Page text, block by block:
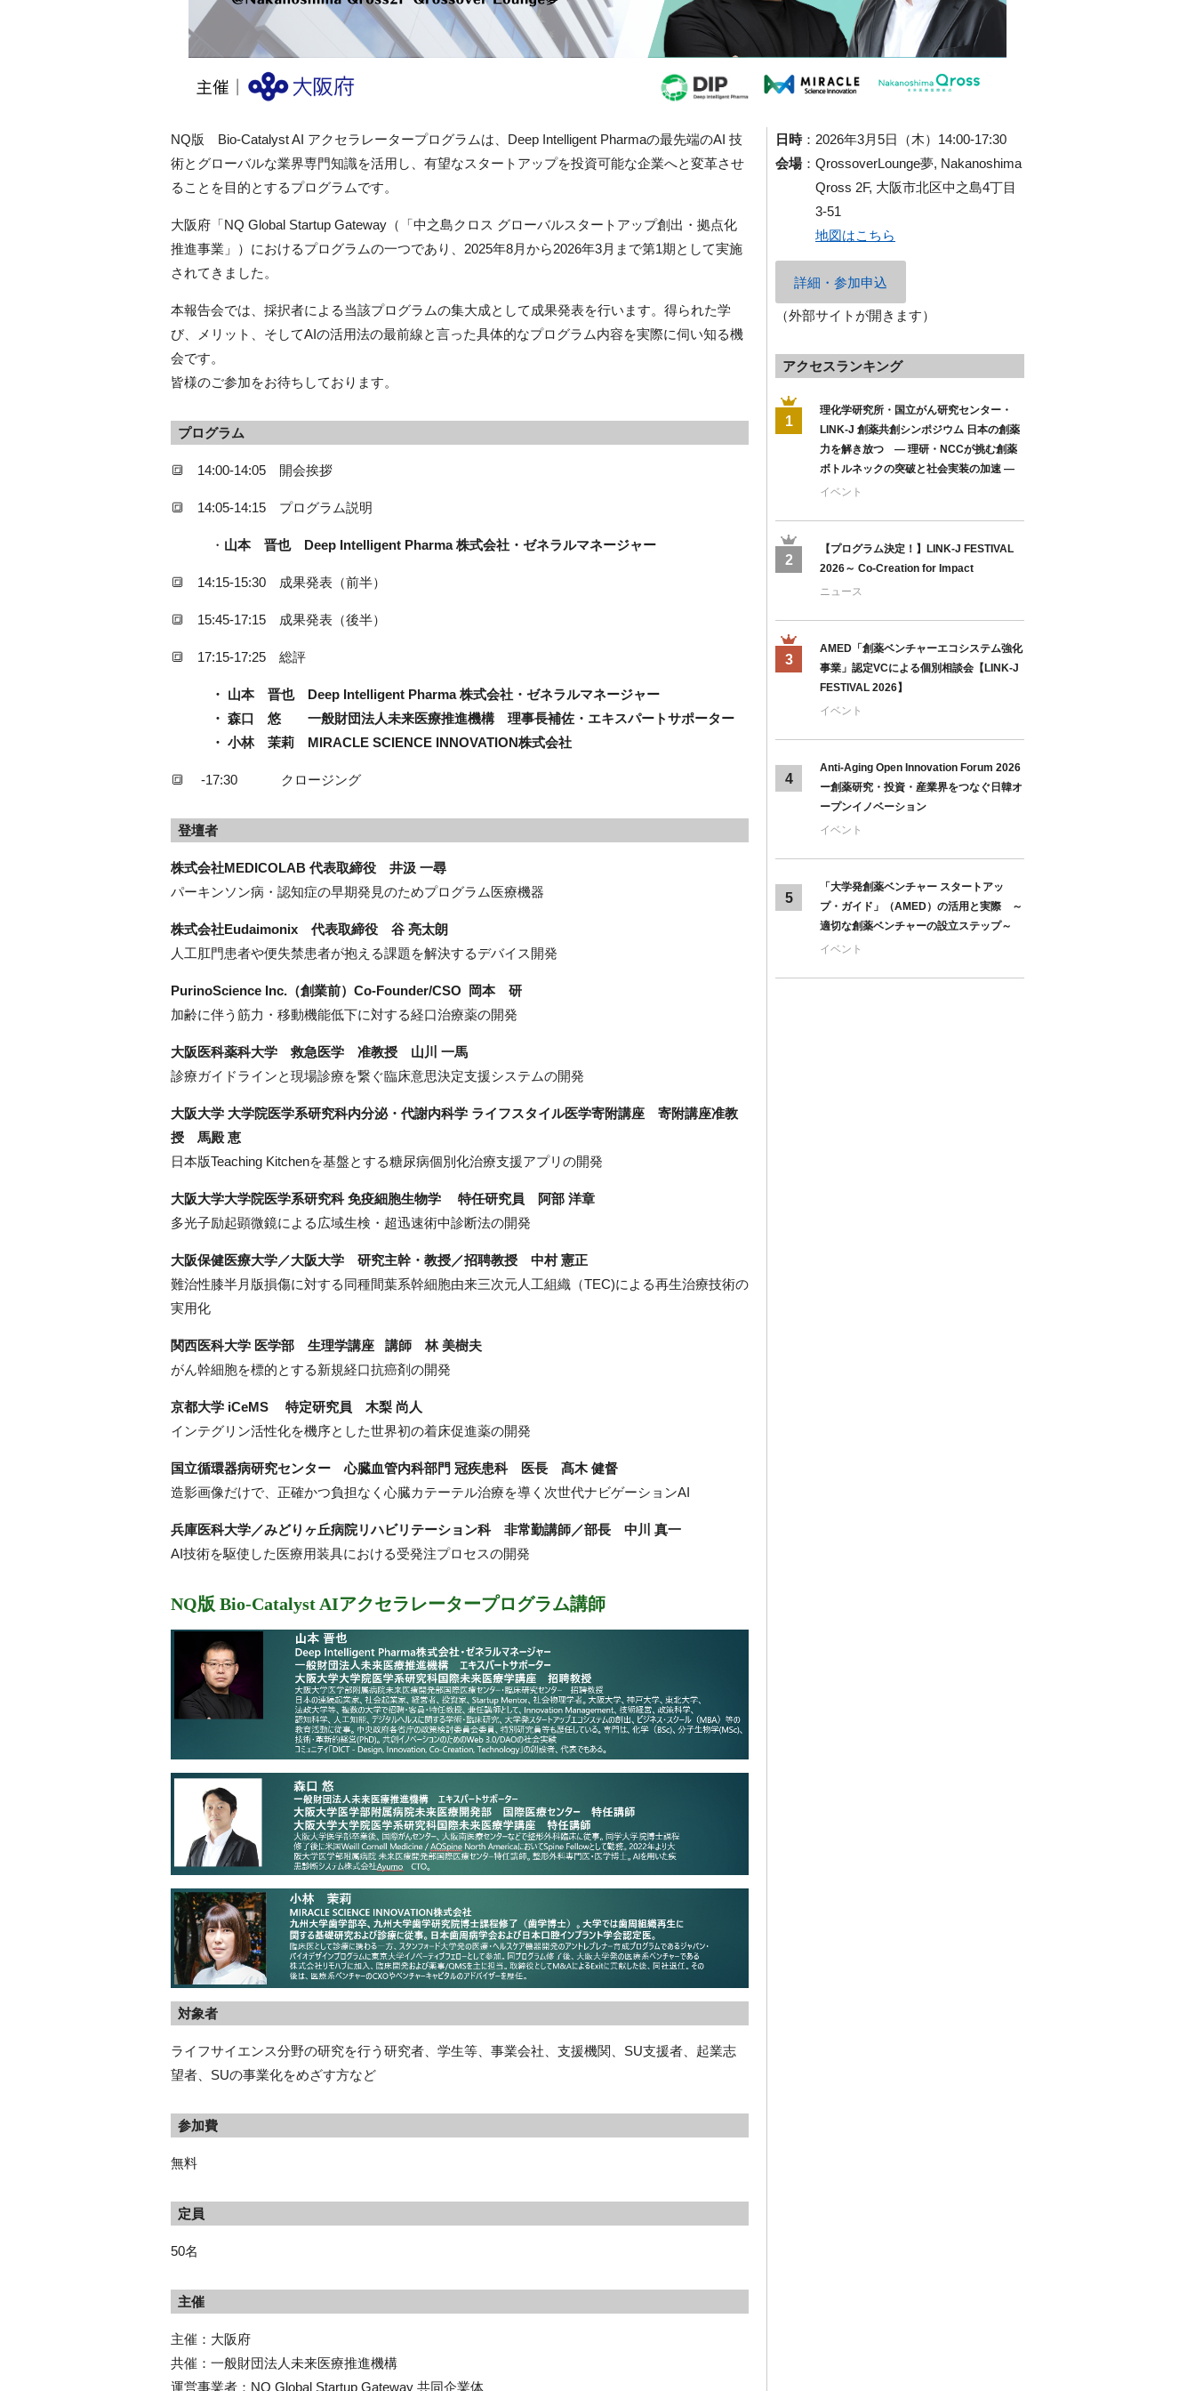
NQ版 Bio-Catalyst AI アクセラレータープログラムは、Deep Intelligent Pharmaの最先端のAI 技
術とグローバルな業界専門知識を活用し、有望なスタートアップを投資可能な企業へと変革させ
ることを目的とするプログラムです。
大阪府「NQ Global Startup Gateway（「中之島クロス グローバルスタートアップ創出・拠点化
推進事業」）におけるプログラムの一つであり、2025年8月から2026年3月まで第1期として実施
されてきました。
本報告会では、採択者による当該プログラムの集大成として成果発表を行います。得られた学
び、メリット、そしてAIの活用法の最前線と言った具体的なプログラム内容を実際に伺い知る機
会です。
皆様のご参加をお待ちしております。
プログラム
🔳 14:00-14:05 開会挨拶
🔳 14:05-14:15 プログラム説明
・ 山本 晋也 Deep Intelligent Pharma 株式会社・ゼネラルマネージャー
🔳 14:15-15:30 成果発表（前半）
🔳 15:45-17:15 成果発表（後半）
🔳 17:15-17:25 総評
・ 山本 晋也 Deep Intelligent Pharma 株式会社・ゼネラルマネージャー
・ 森口 悠 一般財団法人未来医療推進機構 理事長補佐・エキスパートサポーター
・ 小林 茉莉 MIRACLE SCIENCE INNOVATION株式会社
🔳 -17:30 クロージング
登壇者
株式会社MEDICOLAB 代表取締役 井汲 一尋
パーキンソン病・認知症の早期発見のためプログラム医療機器
株式会社Eudaimonix 代表取締役 谷 亮太朗
人工肛門患者や便失禁患者が抱える課題を解決するデバイス開発
PurinoScience Inc.（創業前）Co-Founder/CSO 岡本 研
加齢に伴う筋力・移動機能低下に対する経口治療薬の開発
大阪医科薬科大学 救急医学 准教授 山川 一馬
診療ガイドラインと現場診療を繋ぐ臨床意思決定支援システムの開発
大阪大学 大学院医学系研究科内分泌・代謝内科学 ライフスタイル医学寄附講座 寄附講座准教
授 馬殿 恵
日本版Teaching Kitchenを基盤とする糖尿病個別化治療支援アプリの開発
大阪大学大学院医学系研究科 免疫細胞生物学 特任研究員 阿部 洋章
多光子励起顕微鏡による広域生検・超迅速術中診断法の開発
大阪保健医療大学／大阪大学 研究主幹・教授／招聘教授 中村 憲正
難治性膝半月版損傷に対する同種間葉系幹細胞由来三次元人工組織（TEC)による再生治療技術の
実用化
関西医科大学 医学部 生理学講座 講師 林 美樹夫
がん幹細胞を標的とする新規経口抗癌剤の開発
京都大学 iCeMS 特定研究員 木梨 尚人
インテグリン活性化を機序とした世界初の着床促進薬の開発
国立循環器病研究センター 心臓血管内科部門 冠疾患科 医長 髙木 健督
造影画像だけで、正確かつ負担なく心臓カテーテル治療を導く次世代ナビゲーションAI
兵庫医科大学／みどりヶ丘病院リハビリテーション科 非常勤講師／部長 中川 真一
AI技術を駆使した医療用装具における受発注プロセスの開発
NQ版 Bio-Catalyst AIアクセラレータープログラム講師
対象者
ライフサイエンス分野の研究を行う研究者、学生等、事業会社、支援機関、SU支援者、起業志
望者、SUの事業化をめざす方など
参加費
無料
定員
50名
主催
主催：大阪府
共催：一般財団法人未来医療推進機構
運営事業者：NQ Global Startup Gateway 共同企業体
日時： 2026年3月5日（木）14:00-17:30
会場： QrossoverLounge夢, Nakanoshima
Qross 2F, 大阪市北区中之島4丁目
3-51
地図はこちら
詳細・参加申込
（外部サイトが開きます）
アクセスランキング
1
理化学研究所・国立がん研究センター・
LINK-J 創薬共創シンポジウム 日本の創薬
力を解き放つ ― 理研・NCCが挑む創薬
ボトルネックの突破と社会実装の加速 ―
イベント
2
【プログラム決定！】LINK-J FESTIVAL
2026～ Co-Creation for Impact
ニュース
3
AMED「創薬ベンチャーエコシステム強化
事業」認定VCによる個別相談会【LINK-J
FESTIVAL 2026】
イベント
4
Anti-Aging Open Innovation Forum 2026
ー創薬研究・投資・産業界をつなぐ日韓オ
ープンイノベーション
イベント
5
「大学発創薬ベンチャー スタートアッ
プ・ガイド」（AMED）の活用と実際 ～
適切な創薬ベンチャーの設立ステップ～
イベント